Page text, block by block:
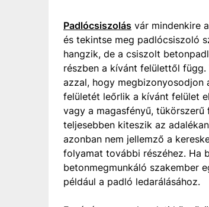
Padlócsiszolás vár mindenkire
és tekintse meg padlócsiszoló
hangzik, de a csiszolt
részben a kívánt felülettől
azzal, hogy megbizonyosodjon
felületét leőrlik a kívánt felület
vagy a magasfényű,
teljesebben kiteszik az
azonban nem jellemző a
folyamat további részéhez. Ha
betonmegmunkáló szakember
például a padló ledarálásához.